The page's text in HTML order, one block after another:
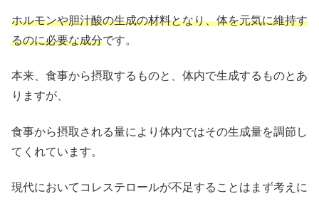
ホルモンや胆汁酸の生成の材料となり、体を元気に維持す
るのに必要な成分です。
本来、食事から摂取するものと、体内で生成するものとあ
りますが、
食事から摂取される量により体内ではその生成量を調節し
てくれています。
現代においてコレステロールが不足することはまず考えに